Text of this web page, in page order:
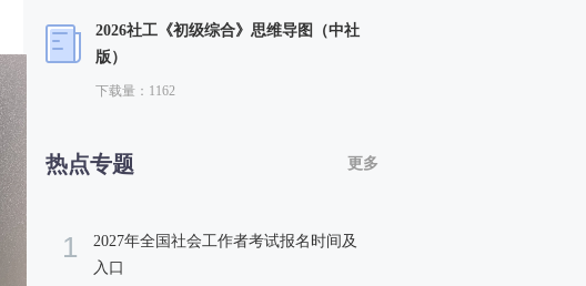
2026社工《初级综合》思维导图（中社
版）
下载量：1162
热点专题 更多
1
2027年全国社会工作者考试报名时间及
入口